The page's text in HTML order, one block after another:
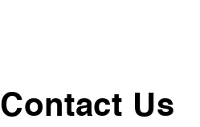
Contact Us